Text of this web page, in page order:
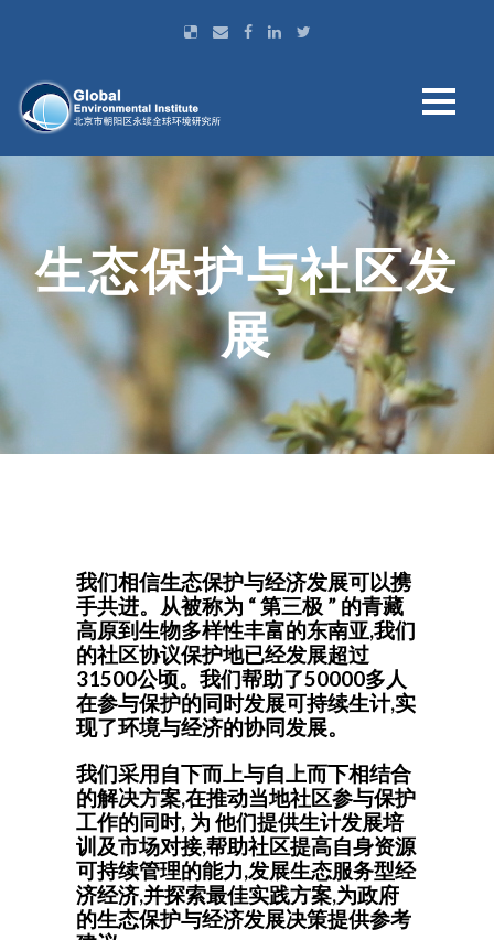
生态保护与社区发
展
我们相信生态保护与经济发展可以携
手共进。 从被称为 “ 第三极 ” 的青藏
高原到生物多样性丰富的东南亚,我们
的社区协议保护地已经发展超过
31500公顷。我们帮助了50000多人
在参与保护的同时发展可持续生计,实
现了环境与经济的协同发展。
我们采用自下而上与自上而下相结合
的解决方案,在推动当地社区参与保护
工作的同时, 为 他们提供生计发展培
训及市场对接,帮助社区提高自身资源
可持续管理的能力,发展生态服务型经
济经济,并探索最佳实践方案,为政府
的生态保护与经济发展决策提供参考